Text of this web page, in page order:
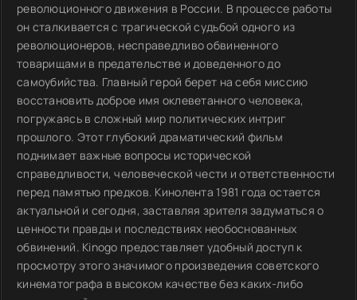
революционного движения в России. В процессе работы
он сталкивается с трагической судьбой одного из
революционеров, несправедливо обвиненного
товарищами в предательстве и доведенного до
самоубийства. Главный герой берет на себя миссию
восстановить доброе имя оклеветанного человека,
погружаясь в сложный мир политических интриг
прошлого. Этот глубокий драматический фильм
поднимает важные вопросы исторической
справедливости, человеческой чести и ответственности
перед памятью предков. Кинолента 1981 года остается
актуальной и сегодня, заставляя зрителя задуматься о
ценности правды и последствиях необоснованных
обвинений. Kinogo предоставляет удобный доступ к
просмотру этого значимого произведения советского
кинематографа в высоком качестве без каких-либо